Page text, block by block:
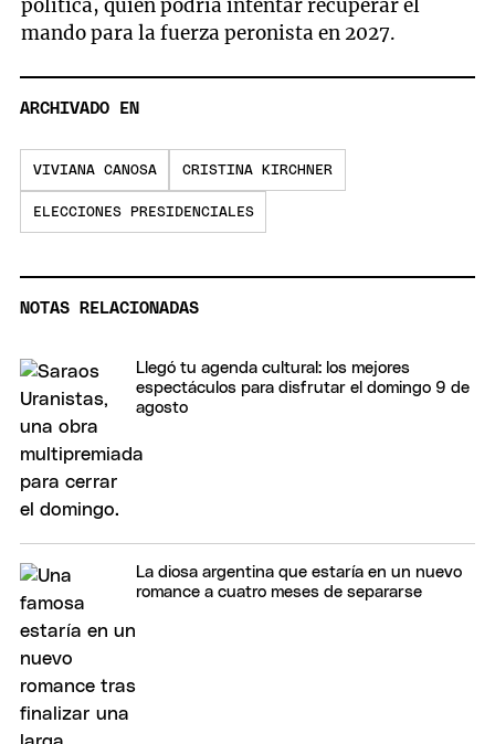
política, quien podría intentar recuperar el
mando para la fuerza peronista en 2027.
ARCHIVADO EN
VIVIANA CANOSA CRISTINA KIRCHNER
ELECCIONES PRESIDENCIALES
NOTAS RELACIONADAS
Llegó tu agenda cultural: los mejores
espectáculos para disfrutar el domingo 9 de
agosto
La diosa argentina que estaría en un nuevo
romance a cuatro meses de separarse